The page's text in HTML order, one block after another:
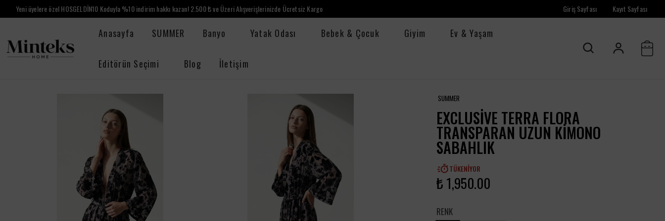
Yeni üyelere özel HOSGELDİN10 Koduyla %10 indirim hakkı kazan! 2.500 ₺ ve Üzeri Alışverişlerinizde Ücretsiz Kargo Giriş Sayfası Kayıt Sayfası
Anasayfa SUMMER Banyo Yatak Odası Bebek & Çocuk Giyim Ev & Yaşam
Editörün Seçimi Blog İletişim
SUMMER
EXCLUSIVE TERRA FLORA
TRANSPARAN UZUN KIMONO
SABAHLIK
TÜKENIYOR
₺ 1,950.00
RENK